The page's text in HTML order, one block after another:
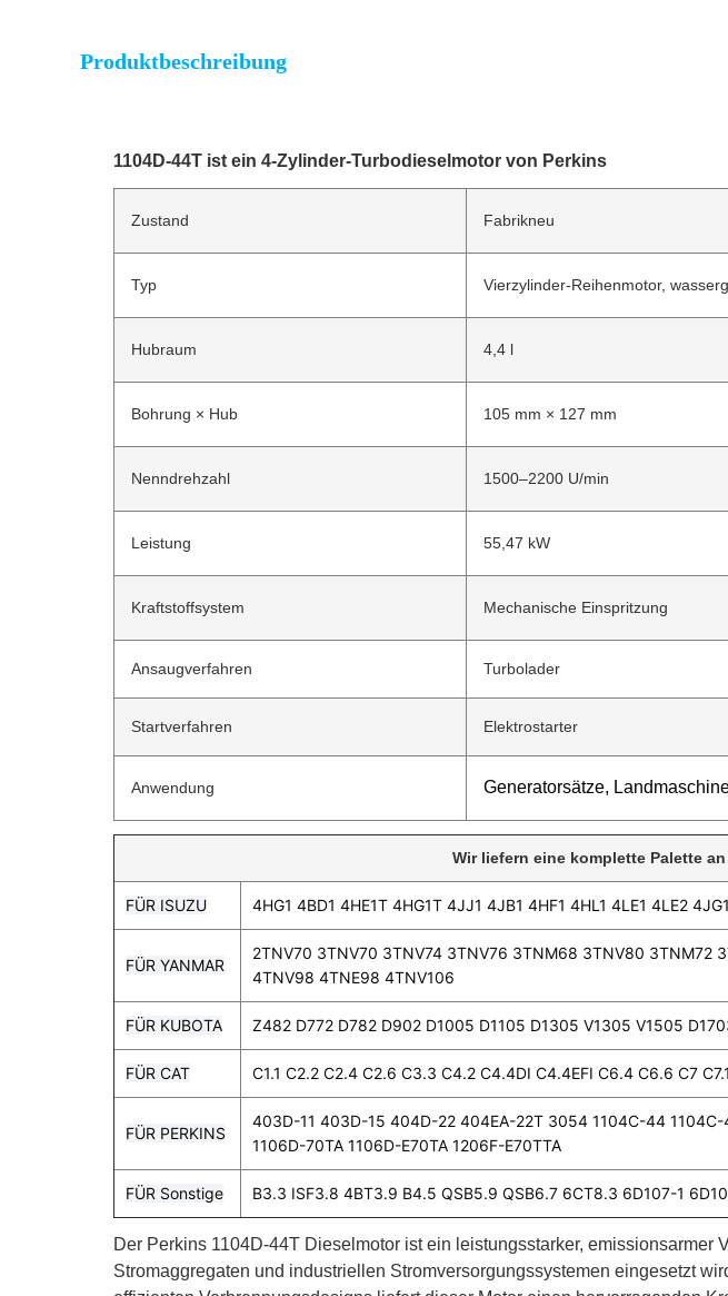
Produktbeschreibung
1104D-44T ist ein 4-Zylinder-Turbodieselmotor von Perkins
Zustand Fabrikneu
Typ Vierzylinder-Reihenmotor,
Hubraum 4,4 l
Bohrung × Hub 105 mm × 127 mm
Nenndrehzahl 1500–2200 U/min
Leistung 55,47 kW
Kraftstoffsystem Mechanische Einspritzung
Ansaugverfahren Turbolader
Startverfahren Elektrostarter
Anwendung Generatorsätze,
Wir liefern eine komplette Palette
FÜR ISUZU 4HG1 4BD1 4HE1T 4HG1T 4JJ1 4JB1 4HF1 4HL1 4LE1 4LE2
FÜR YANMAR
2TNV70 3TNV70 3TNV74 3TNV76 3TNM68 3TNV80
4TNV98 4TNE98 4TNV106
FÜR KUBOTA Z482 D772 D782 D902 D1005 D1105 D1305 V1305 V1505
FÜR CAT C1.1 C2.2 C2.4 C2.6 C3.3 C4.2 C4.4DI C4.4EFI C6.4 C6.6 C7
FÜR PERKINS
403D-11 403D-15 404D-22 404EA-22T 3054 1104C-44
1106D-70TA 1106D-E70TA 1206F-E70TTA
FÜR Sonstige B3.3 ISF3.8 4BT3.9 B4.5 QSB5.9 QSB6.7 6CT8.3 6D107-1
Der Perkins 1104D-44T Dieselmotor ist ein leistungsstarker,
Stromaggregaten und industriellen Stromversorgungssystemen eingesetzt